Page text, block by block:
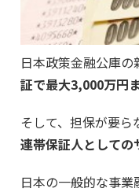
日本政策金融公庫の
証で最大3,000万円
そして、担保が要ら
連帯保証人としての
日本の一般的な事